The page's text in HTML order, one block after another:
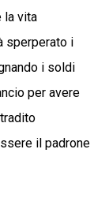
la vita
sperperato i
i soldi
per avere
il padrone